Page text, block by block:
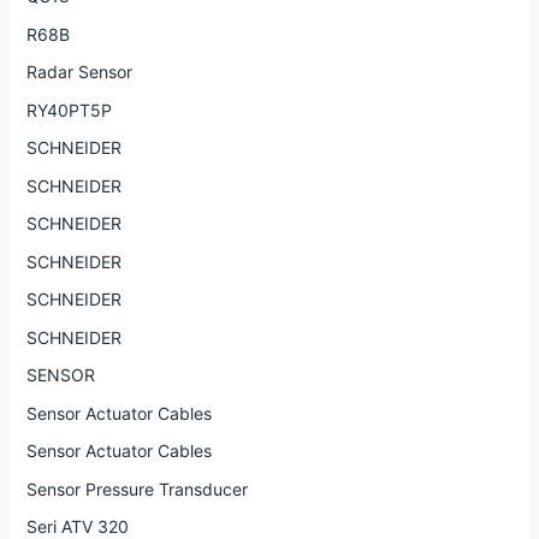
R68B
Radar Sensor
RY40PT5P
SCHNEIDER
SCHNEIDER
SCHNEIDER
SCHNEIDER
SCHNEIDER
SCHNEIDER
SENSOR
Sensor Actuator Cables
Sensor Actuator Cables
Sensor Pressure Transducer
Seri ATV 320